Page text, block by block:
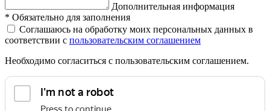
Дополнительная информация
* Обязательно для заполнения
Соглашаюсь на обработку моих персональных данных в
соответствии с пользовательским соглашением
Необходимо согласиться с пользовательским соглашением.